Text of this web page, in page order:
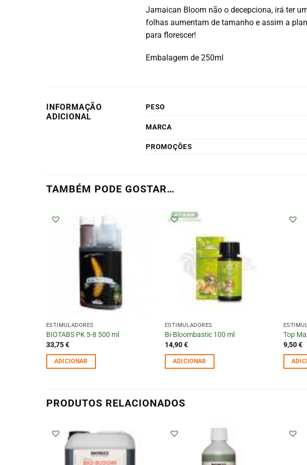
Jamaican Bloom não o decepciona, irá ter
folhas aumentam de tamanho e assim a
para florescer!
Embalagem de 250ml
INFORMAÇÃO
ADICIONAL
PESO
MARCA
PROMOÇÕES
TAMBÉM PODE GOSTAR…
ESTIMULADORES
BIOTABS PK 5-8 500 ml
33,75€
ADICIONAR
ESTIMULADORES
Bi-Bloombastic 100 ml
14,90€
ADICIONAR
Top
9,50€
PRODUTOS RELACIONADOS